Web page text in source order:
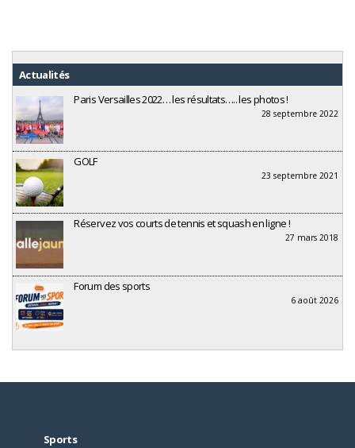
Actualités
Paris Versailles 2022… les résultats….. les photos !
28 septembre 2022
GOLF
23 septembre 2021
Réservez vos courts de tennis et squash en ligne !
27 mars 2018
Forum des sports
6 août 2026
Sports